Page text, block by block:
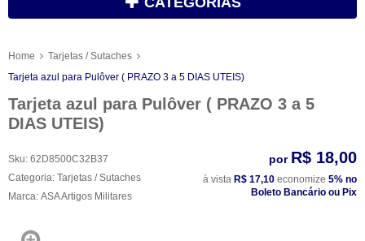
Home
Tarjetas / Sutaches
Tarjeta azul para Pulôver ( PRAZO 3 a 5 DIAS UTEIS)
Tarjeta azul para Pulôver ( PRAZO 3 a 5
DIAS UTEIS)
Sku: 62D8500C32B37
Categoria: Tarjetas / Sutaches
Marca: ASA Artigos Militares
por R$ 18,00
à vista R$ 17,10 economize 5% no
Boleto Bancário ou Pix